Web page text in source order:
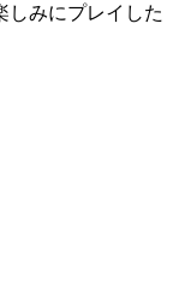
しみにプレイした